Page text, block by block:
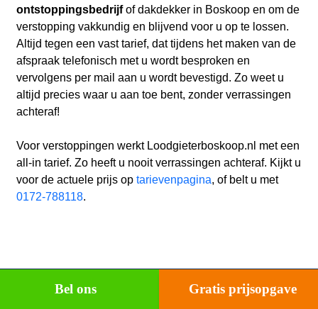
ontstoppingsbedrijfof dakdekker in Boskoop en om de
verstopping vakkundig en blijvend voor u op te lossen.
Altijd tegen een vast tarief, dat tijdens het maken van de
afspraak telefonisch met u wordt besproken en
vervolgens per mail aan u wordt bevestigd. Zo weet u
altijd precies waar u aan toe bent, zonder verrassingen
achteraf!
Voor verstoppingen werkt Loodgieterboskoop.nl met een
all-in tarief. Zo heeft u nooit verrassingen achteraf. Kijkt u
voor de actuele prijs op tarievenpagina, of belt u met
0172-788118.
Bel ons Gratis prijsopgave